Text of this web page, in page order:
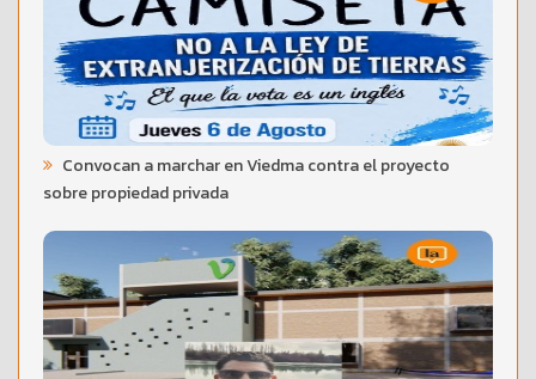
Convocan a marchar en Viedma contra el proyecto
sobre propiedad privada